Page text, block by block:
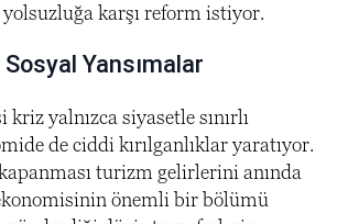
karşı reform istiyor.
Yansımalar
kriz yalnızca siyasetle sınırlı
de ciddi kırılganlıklar yaratıyor.
turizm gelirlerini anında
önemli bir bölümü